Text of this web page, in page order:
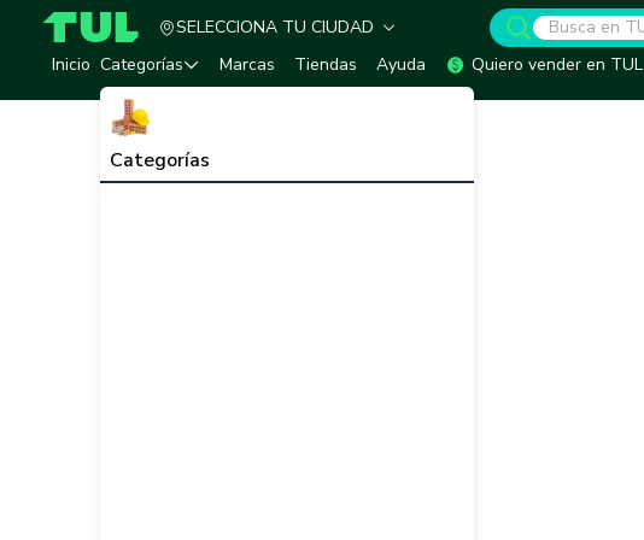
TUL - Tu Marketplace de Construcción
SELECCIONA TU CIUDAD
Inicio Categorías
Categorías
Marcas Tiendas Ayuda Quiero vender en TUL